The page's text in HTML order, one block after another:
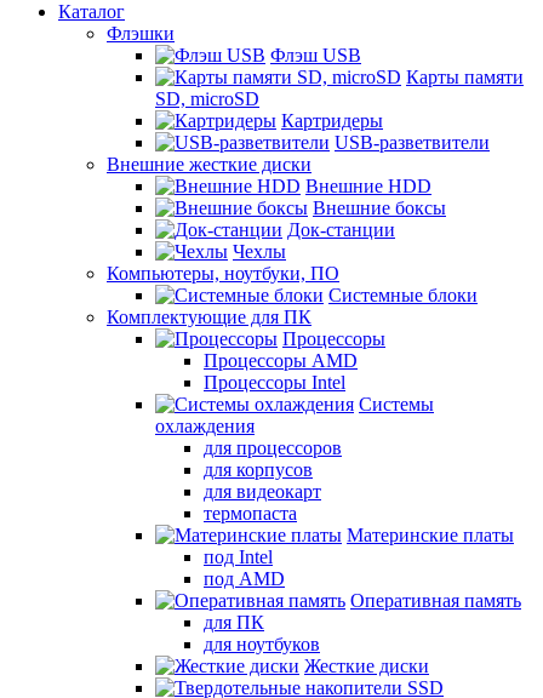
Каталог
Флэшки
Флэш USB
Карты памяти
SD, microSD
Картридеры
USB-разветвители
Внешние жесткие диски
Внешние HDD
Внешние боксы
Док-станции
Чехлы
Компьютеры, ноутбуки, ПО
Системные блоки
Комплектующие для ПК
Процессоры
Процессоры AMD
Процессоры Intel
Системы
охлаждения
для процессоров
для корпусов
для видеокарт
термопаста
Материнские платы
под Intel
под AMD
Оперативная память
для ПК
для ноутбуков
Жесткие диски